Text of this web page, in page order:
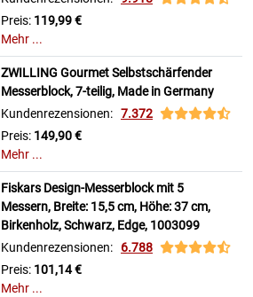
Preis: 119,99 €
Mehr ...
ZWILLING Gourmet Selbstschärfender
Messerblock, 7-teilig, Made in Germany
Kundenrezensionen: 7.372
Preis: 149,90 €
Mehr ...
Fiskars Design-Messerblock mit 5
Messern, Breite: 15,5 cm, Höhe: 37 cm,
Birkenholz, Schwarz, Edge, 1003099
Kundenrezensionen: 6.788
Preis: 101,14 €
Mehr ...